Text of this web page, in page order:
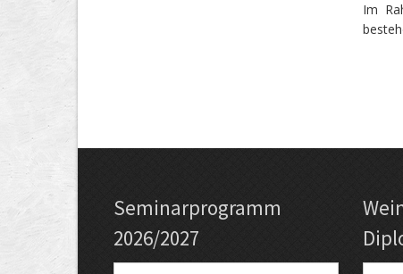
Im
Seminarprogramm
2026/2027